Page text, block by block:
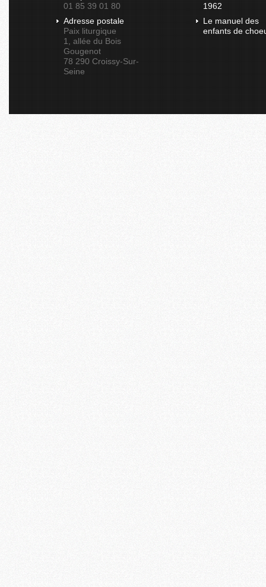
01 85 39 01 80
Adresse postale
Paix liturgique
1, allée du Bois
Gougenot
78 290 Croissy-Sur-
Seine
1962
Le manuel des
enfants de